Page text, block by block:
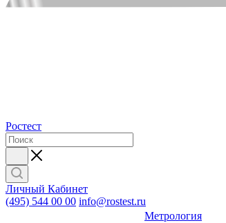
Ростест
Личный Кабинет
(495) 544 00 00 info@rostest.ru
Метрология